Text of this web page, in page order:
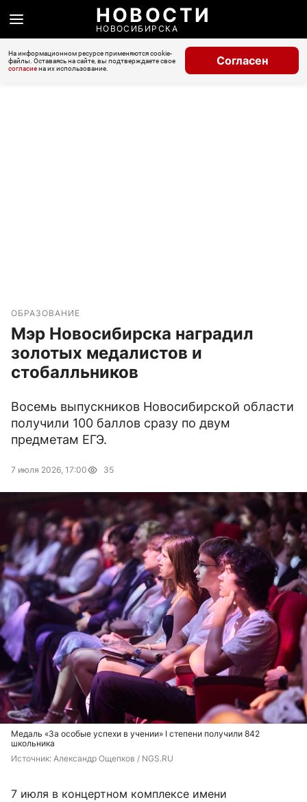
НОВОСТИ
НОВОСИБИРСКА
На информационном ресурсе применяются cookie-
файлы. Оставаясь на сайте, вы подтверждаете свое
согласиена их использование.
Согласен
ОБРАЗОВАНИЕ
Мэр Новосибирска наградил
золотых медалистов и
стобалльников
Восемь выпускников Новосибирской области
получили 100 баллов сразу по двум
предметам ЕГЭ.
7 июля 2026, 17:00 35
Медаль «За особые успехи в учении» I степени получили 842
школьника
Источник: Александр Ощепков / NGS.RU
7 июля в концертном комплексе имени